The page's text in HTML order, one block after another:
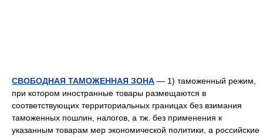
СВОБОДНАЯ ТАМОЖЕННАЯ ЗОНА — 1) таможенный режим,
при котором иностранные товары размещаются в
соответствующих территориальных границах без взимания
таможенных пошлин, налогов, а тж. без применения к
указанным товарам мер экономической политики, а российские